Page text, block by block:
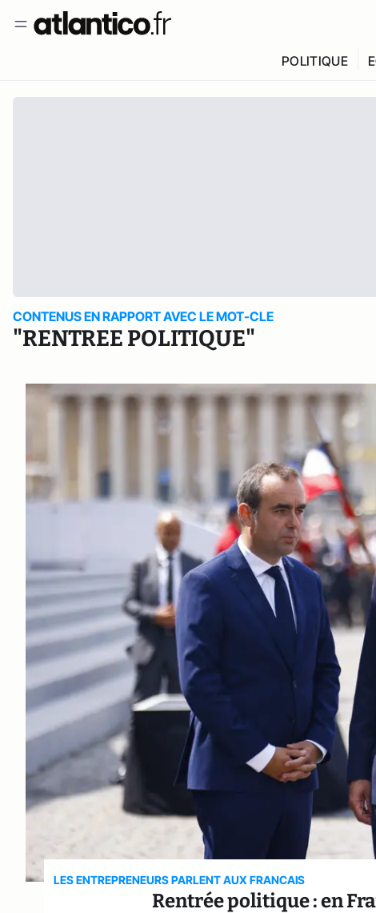
POLITIQUE
CONTENUS EN RAPPORT AVEC LE MOT-CLE
"RENTREE POLITIQUE"
LES ENTREPRENEURS PARLENT AUX FRANCAIS
Rentrée politique : en